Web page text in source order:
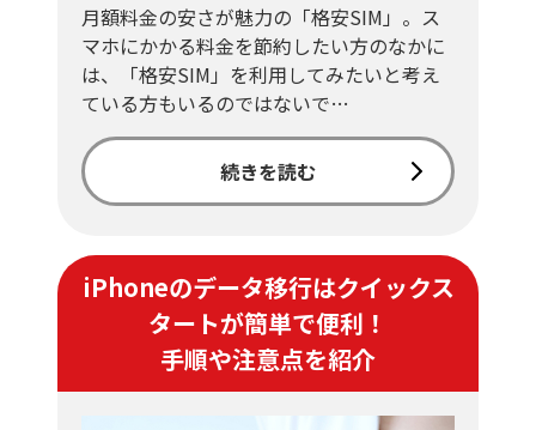
月額料金の安さが魅力の「格安SIM」。ス
マホにかかる料金を節約したい方のなかに
は、「格安SIM」を利用してみたいと考え
ている方もいるのではないで…
続きを読む
iPhoneのデータ移行はクイックス
タートが簡単で便利！
手順や注意点を紹介